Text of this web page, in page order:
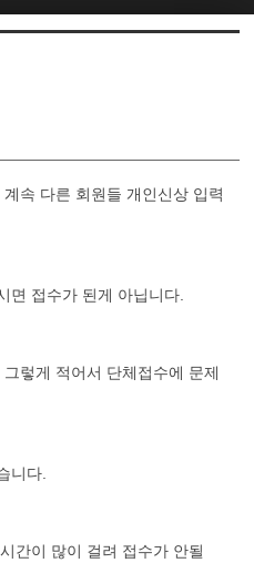
속 다른 회원들 개인신상 입력
면 접수가 된게 아닙니다.
렇게 적어서 단체접수에 문제
니다.
간이 많이 걸려 접수가 안될
북5
북5